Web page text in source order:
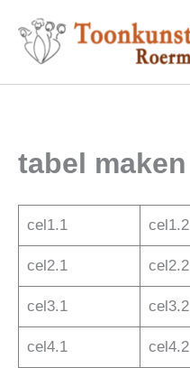
naar
inhoud
tabel maken
cel1.1 cel1.2
cel2.1 cel2.2
cel3.1 cel3.2
cel4.1 cel4.2